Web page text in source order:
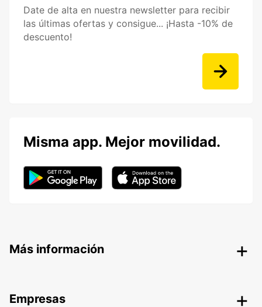
Date de alta en nuestra newsletter para recibir
las últimas ofertas y consigue... ¡Hasta -10% de
descuento!
Misma app. Mejor movilidad.
Más información
Empresas